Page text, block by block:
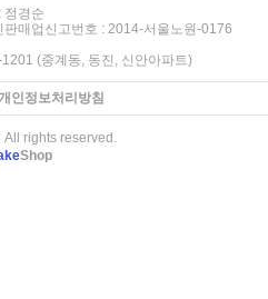
정경순
매업신고번호 : 2014-서울노원-0176
(중계동, 동진, 신안아파트)
개인정보처리방침
rights reserved.
Shop